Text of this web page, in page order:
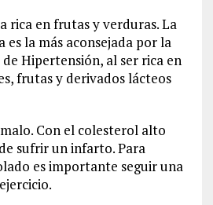
rica en frutas y verduras. La
la más aconsejada por la
de Hipertensión, al ser rica en
frutas y derivados lácteos
Con el colesterol alto
sufrir un infarto. Para
es importante seguir una